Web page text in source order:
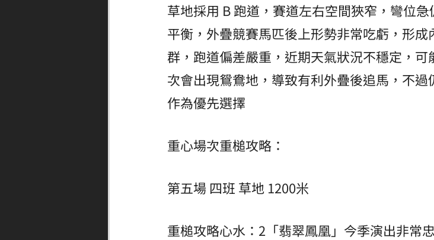
草地採用 B 跑道，賽道左右空間狹窄，彎位
平衡，外疊競賽馬匹後上形勢非常吃虧，形
群，跑道偏差嚴重，近期天氣狀況不穩定，
次會出現鴛鴦地，導致有利外疊後追馬，不
作為優先選擇
重心場次重槌攻略：
第五場 四班 草地 1200米
重槌攻略心水：2「翡翠鳳凰」今季演出非常